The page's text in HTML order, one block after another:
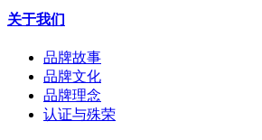
关于我们
品牌故事
品牌文化
品牌理念
认证与殊荣